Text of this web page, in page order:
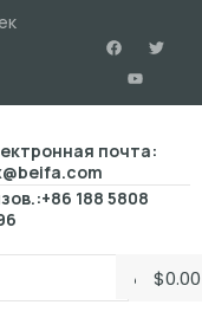
почта:
188 5808
$0.00